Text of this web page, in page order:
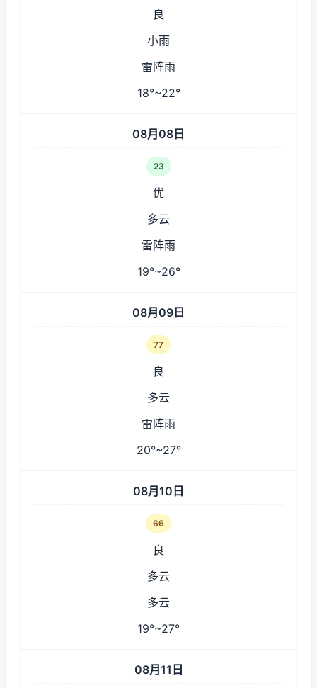
良
小雨
雷阵雨
18°~22°
08月08日
23
优
多云
雷阵雨
19°~26°
08月09日
77
良
多云
雷阵雨
20°~27°
08月10日
66
良
多云
多云
19°~27°
08月11日